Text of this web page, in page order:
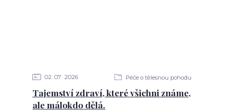
02 07 2026 Péče o tělesnou pohodu
Tajemství zdraví, které všichni známe,
ale málokdo dělá.